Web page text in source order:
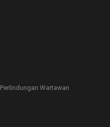
Perlindungan Wartawan